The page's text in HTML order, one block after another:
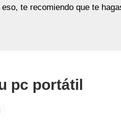
te recomiendo que te
pc portátil